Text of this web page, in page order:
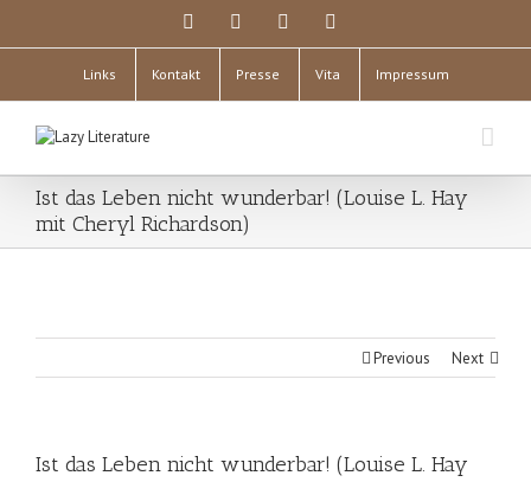
Links Kontakt Presse Vita Impressum
Ist das Leben nicht wunderbar! (Louise L. Hay
mit Cheryl Richardson)
Previous Next
Ist das Leben nicht wunderbar! (Louise L. Hay